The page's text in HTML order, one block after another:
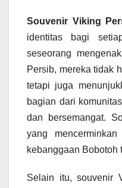
Souvenir Viking
identitas bagi
seseorang
Persib, mereka tidak
tetapi juga
bagian dari
dan bersemangat.
yang
kebanggaan Bobotoh
Selain itu, souvenir